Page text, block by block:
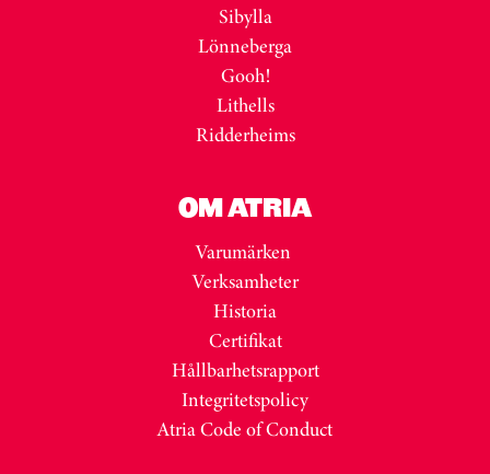
Sibylla
Lönneberga
Gooh!
Lithells
Ridderheims
OM ATRIA
Varumärken
Verksamheter
Historia
Certifikat
Hållbarhetsrapport
Integritetspolicy
Atria Code of Conduct